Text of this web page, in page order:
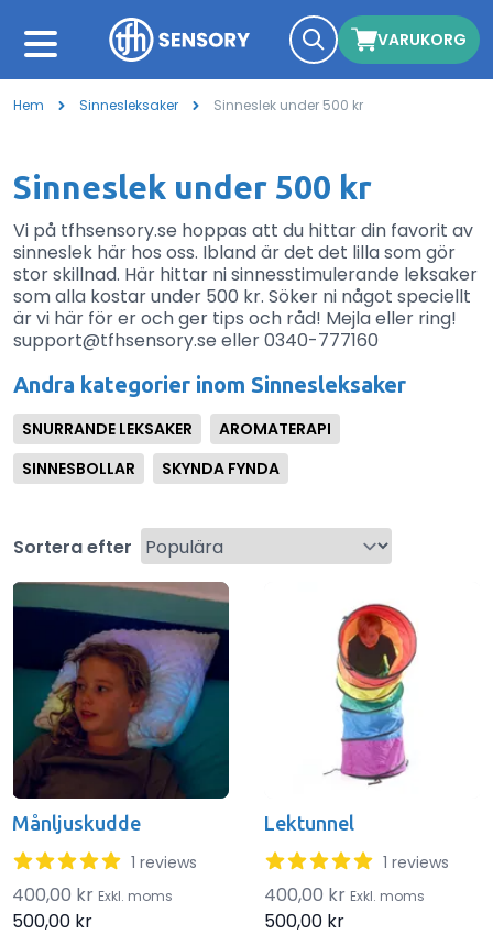
VARUKORG
Hem Sinnesleksaker Sinneslek under 500 kr
Sinneslek under 500 kr
Vi på tfhsensory.se hoppas att du hittar din favorit av
sinneslek här hos oss. Ibland är det det lilla som gör
stor skillnad. Här hittar ni sinnesstimulerande leksaker
som alla kostar under 500 kr. Söker ni något speciellt
är vi här för er och ger tips och råd! Mejla eller ring!
support@tfhsensory.se eller 0340-777160
Andra kategorier inom Sinnesleksaker
SNURRANDE LEKSAKER
AROMATERAPI
SINNESBOLLAR
SKYNDA FYNDA
Sortera efter
Products
Månljuskudde
5 out of 5 stars1 reviews
400,00 kr Exkl. moms
500,00 kr
Lektunnel
5 out of 5 stars1 reviews
400,00 kr Exkl. moms
500,00 kr